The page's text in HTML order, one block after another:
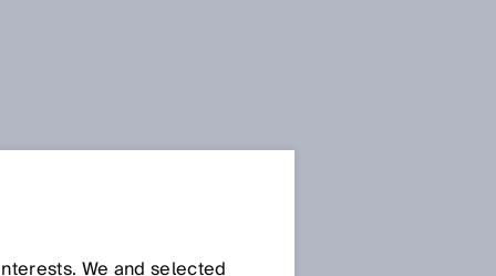
We and selected